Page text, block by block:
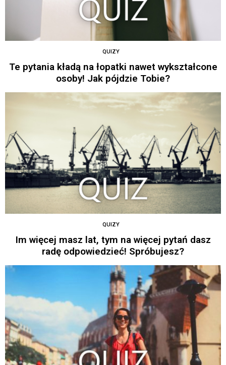
QUIZY
Te pytania kładą na łopatki nawet wykształcone
osoby! Jak pójdzie Tobie?
QUIZY
Im więcej masz lat, tym na więcej pytań dasz
radę odpowiedzieć! Spróbujesz?